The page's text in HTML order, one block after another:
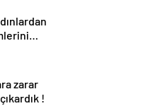
zarar
!